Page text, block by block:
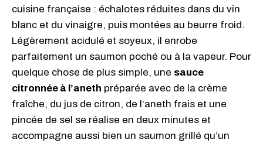
cuisine française : échalotes réduites dans du vin
blanc et du vinaigre, puis montées au beurre froid.
Légèrement acidulé et soyeux, il enrobe
parfaitement un saumon poché ou à la vapeur. Pour
quelque chose de plus simple, une sauce
citronnée à l’aneth préparée avec de la crème
fraîche, du jus de citron, de l’aneth frais et une
pincée de sel se réalise en deux minutes et
accompagne aussi bien un saumon grillé qu’un